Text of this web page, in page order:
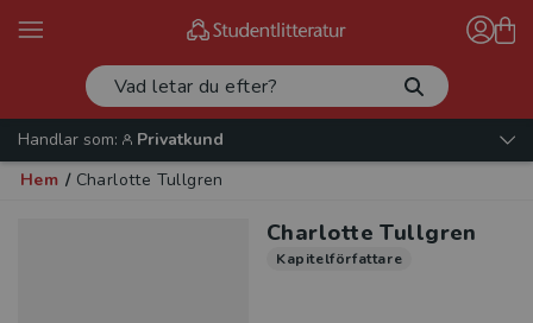
Handlar som:
Privatkund
Hem / Charlotte Tullgren
Charlotte Tullgren
Kapitelförfattare